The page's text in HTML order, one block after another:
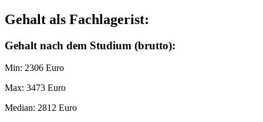
Gehalt als Fachlagerist:
Gehalt nach dem Studium (brutto):
Min: 2306 Euro
Max: 3473 Euro
Median: 2812 Euro